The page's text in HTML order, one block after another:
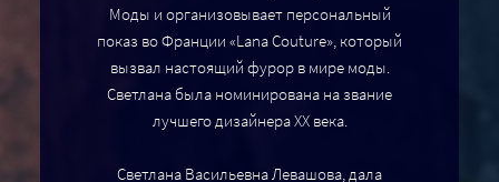
Моды и организовывает персональный
показ во Франции «Lana Couture», который
вызвал настоящий фурор в мире моды.
Светлана была номинирована на звание
лучшего дизайнера XX века.
Светлана Васильевна Левашова, дала